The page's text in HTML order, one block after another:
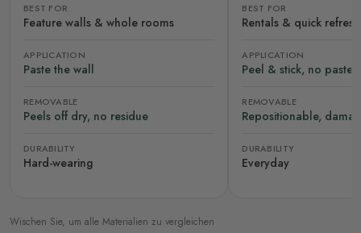
BEST FOR
Feature walls & whole rooms
APPLICATION
Paste the wall
REMOVABLE
Peels off dry, no residue
DURABILITY
Hard-wearing
BEST FOR
Rentals & quick
APPLICATION
Peel & stick, no paste
REMOVABLE
Repositionable,
DURABILITY
Everyday
Wischen Sie, um alle Materialien zu vergleichen